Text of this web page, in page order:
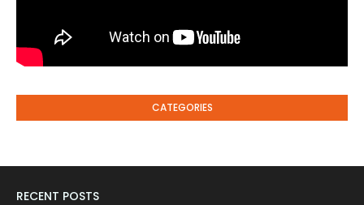
CATEGORIES
RECENT POSTS